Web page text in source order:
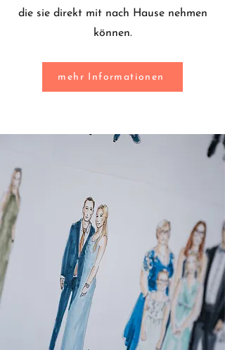
die sie direkt mit nach Hause nehmen
können.
mehr Informationen